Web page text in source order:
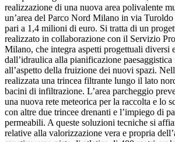
realizzazione di una nuova area polivalente
un’area del Parco Nord Milano in via
pari a 1,4 milioni di euro. Si tratta di un
realizzato in collaborazione con il Servizio
Milano, che integra aspetti progettuali diversi
dall’idraulica alla pianificazione
all’aspetto della fruizione dei nuovi spazi.
realizzata una trincea filtrante lungo il lato
bacini di infiltrazione. L’area parcheggio
una nuova rete meteorica per la raccolta e lo
con altre due trincee drenanti e l’impiego di
permeabili. A queste soluzioni tecniche si
relative alla valorizzazione vera e propria